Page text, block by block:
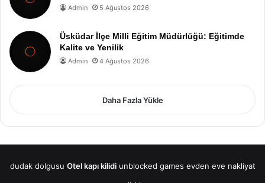
Admin 5 Ağustos 2026
Üsküdar İlçe Milli Eğitim Müdürlüğü: Eğitimde
Kalite ve Yenilik
Admin 4 Ağustos 2026
Daha Fazla Yükle
dudak dolgusu Otel kapı kilidi unblocked games evden eve nakliyat